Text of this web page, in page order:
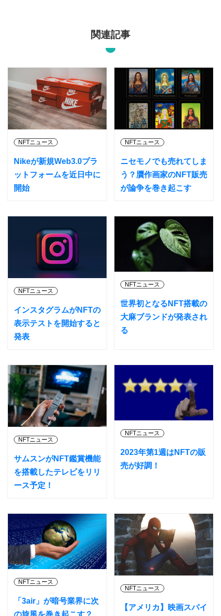
関連記事
NFTニュース
Nikeが新規Web3.0プラ
ットフォームを近日中に
開始
NFTニュース
ニセモノでも売れてしま
う？贋作画家のNFT販売
が論争を巻き起こす
NFTニュース
インスタグラムがNFTの
表示テストを開始すると
発表
NFTニュース
世界初となるNFT搭載の
大麻ブランドが発表され
る
NFTニュース
サムスンがNFT鑑賞機能
を搭載したテレビをリリ
ース予定！
NFTニュース
2023年第1週はNFTの販
売が好調！
NFTニュース
「3air」が暗号業界に次
の旋風を巻き起こす？
NFTニュース
【アメリカ】映画スパイ